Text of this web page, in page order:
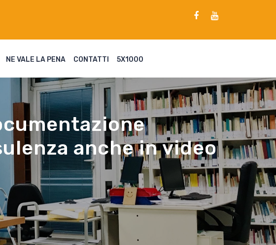
NE VALE LA PENA CONTATTI 5X1000
anche in video